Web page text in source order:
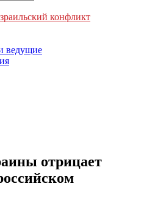
конфликт
ведущие
отрицает